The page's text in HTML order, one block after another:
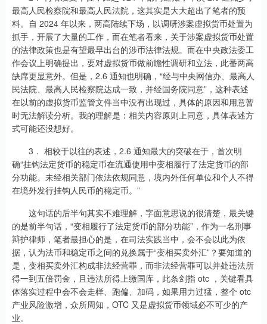
最高人民检察院和最高人民法院，这其实是大大超出了笔者的预
料。自 2024 年以来，两高陆续下场，以调研涉案虚拟货币处置为
抓手，开展了大量的工作，而在笔者看来，关于涉案虚拟货币处置
的法律政策也是有望最早出台的涉币法律法规。而在中央政法委工
作会议上明确提出，要对虚拟货币做前瞻性调研和立法，此番两高
缺席更显意外。但是，2.6 通知也明确，“经与中央网信办、最高人
民法院、最高人民检察院达成一致，并经国务院同意”，这种表述
在以前的虚拟货币监管文件当中没有出现过，具体的原因和用意暂
时无法解读分析。我的理解是：相关内容原则上同意，具体表述方
式可能还没想好。
3． 相较于以往的表述，2.6 通知最大的突破在于，首次明
确“挂钩法定货币的稳定币在流通使用中变相履行了法定货币的部
分功能。未经相关部门依法依规同意，境内外任何单位和个人不得
在境外发行挂钩人民币的稳定币。”
这句话的后半句其实不难理解，字面意思说的很清楚，最关键
的是前半句话，“变相履行了法定货币的部分功能”，作为一名刑事
辩护律师，笔者最担心的是，在司法实践当中，会不会以此为依
据，认为法币和稳定币之间的兑换属于“变相买卖外汇”？要知道的
是，变相买卖外汇构成非法经营罪，而非法经营罪可以并处违法所
得一到五倍罚金，且违法所得上缴国库，此条剑指 otc ，关键看具
体落实过程中会不会走样、跑偏、加码，如果用力过猛，整个 otc
产业风险激增，众所周知，OTC 又是虚拟货币领域必不可少的产
业。